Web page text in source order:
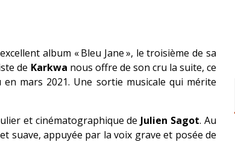
album « Bleu Jane », le troisième de sa
de Karkwa nous offre de son cru la suite, ce
mars 2021. Une sortie musicale qui mérite
et cinématographique de Julien Sagot. Au
suave, appuyée par la voix grave et posée de